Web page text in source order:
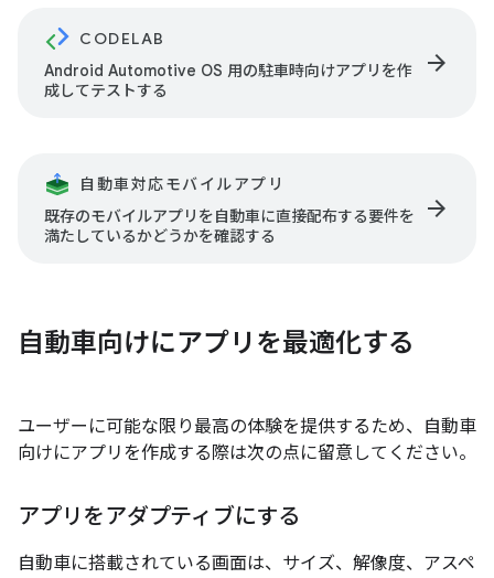
CODELAB
Android Automotive OS 用の駐車時向けアプリを作
成してテストする
arrow_forward
自動車対応モバイルアプリ
既存のモバイルアプリを自動車に直接配布する要件を
満たしているかどうかを確認する
arrow_forward
自動車向けにアプリを最適化する
ユーザーに可能な限り最高の体験を提供するため、自動車
向けにアプリを作成する際は次の点に留意してください。
アプリをアダプティブにする
自動車に搭載されている画面は、サイズ、解像度、アスペ